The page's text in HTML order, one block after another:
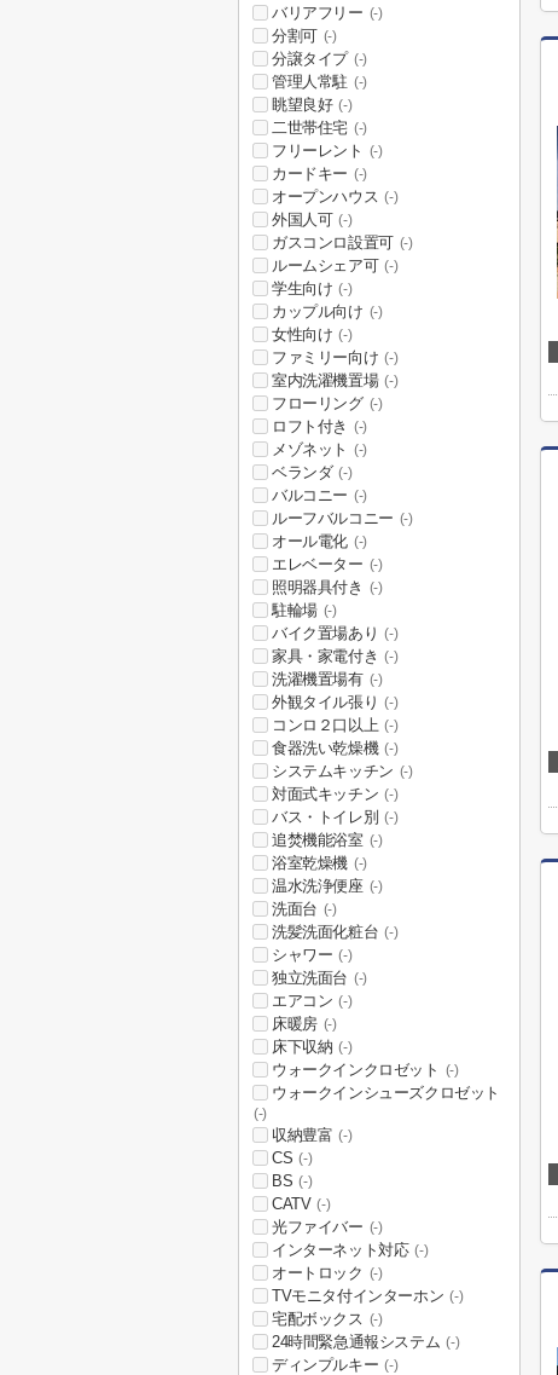
バリアフリー (-)
分割可 (-)
分譲タイプ (-)
管理人常駐 (-)
眺望良好 (-)
二世帯住宅 (-)
フリーレント (-)
カードキー (-)
オープンハウス (-)
外国人可 (-)
ガスコンロ設置可 (-)
ルームシェア可 (-)
学生向け (-)
カップル向け (-)
女性向け (-)
ファミリー向け (-)
室内洗濯機置場 (-)
フローリング (-)
ロフト付き (-)
メゾネット (-)
ベランダ (-)
バルコニー (-)
ルーフバルコニー (-)
オール電化 (-)
エレベーター (-)
照明器具付き (-)
駐輪場 (-)
バイク置場あり (-)
家具・家電付き (-)
洗濯機置場有 (-)
外観タイル張り (-)
コンロ２口以上 (-)
食器洗い乾燥機 (-)
システムキッチン (-)
対面式キッチン (-)
バス・トイレ別 (-)
追焚機能浴室 (-)
浴室乾燥機 (-)
温水洗浄便座 (-)
洗面台 (-)
洗髪洗面化粧台 (-)
シャワー (-)
独立洗面台 (-)
エアコン (-)
床暖房 (-)
床下収納 (-)
ウォークインクロゼット (-)
ウォークインシューズクロゼット
(-)
収納豊富 (-)
CS (-)
BS (-)
CATV (-)
光ファイバー (-)
インターネット対応 (-)
オートロック (-)
TVモニタ付インターホン (-)
宅配ボックス (-)
24時間緊急通報システム (-)
ディンプルキー (-)